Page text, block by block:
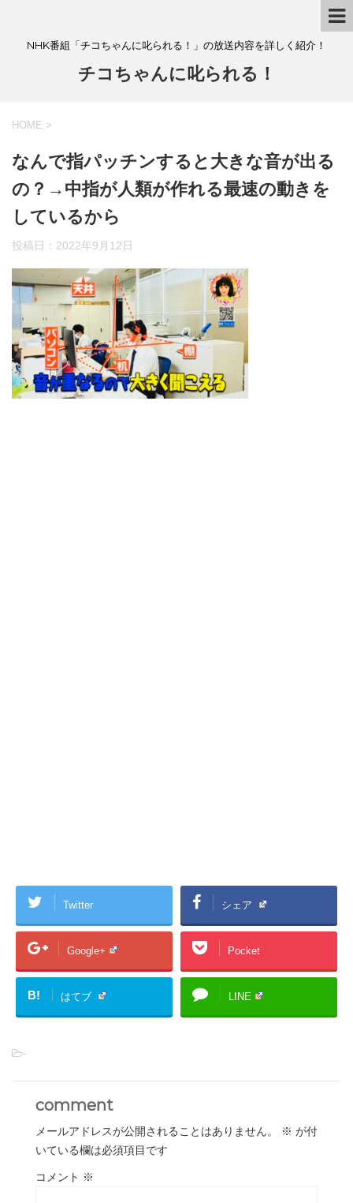
NHK番組「チコちゃんに叱られる！」の放送内容を詳しく紹介！
チコちゃんに叱られる！
HOME >
なんで指パッチンすると大きな音が出る
の？→中指が人類が作れる最速の動きを
しているから
投稿日： 2022年9月12日
Twitter シェア
Google+ Pocket
B! はてブ LINE
-
comment
メールアドレスが公開されることはありません。 ※ が付
いている欄は必須項目です
コメント ※